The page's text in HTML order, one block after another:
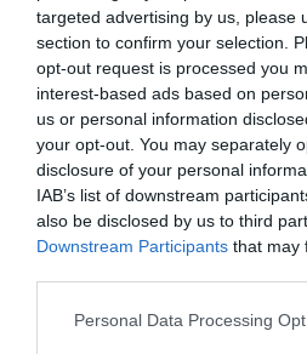
targeted advertising by us, please
section to confirm your selection.
opt-out request is processed you
interest-based ads based on
us or personal information
your opt-out. You may separately
disclosure of your personal
IAB’s list of downstream
also be disclosed by us to third
Downstream Participants that may
Personal Data Processing
παραχωρήθηκε από τους
Γοδεφρείδο Βιλεαρδουινό, με
στο Μοναστήρι των
Η Σαπιέντζα, μαζί με το
επίκεντρο διπλωματικού
με την περίφημη υπόθεση
Τότε ο ενοχλημένος ελληνικός
από την ελληνική κυβέρνηση,
του Πορτογάλου Δαυίδ